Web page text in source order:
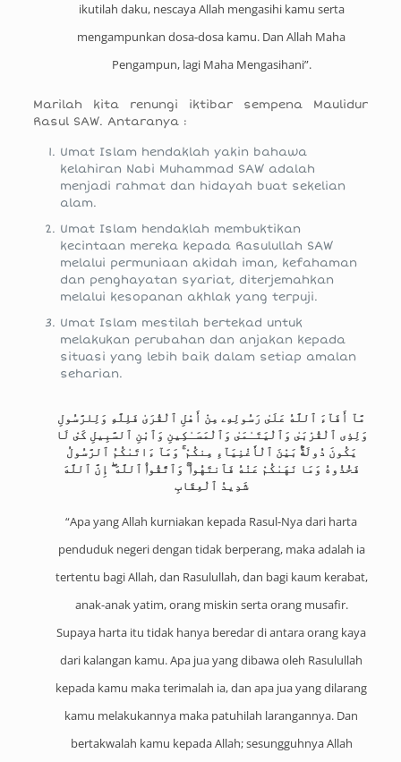
ikutilah daku, nescaya Allah mengasihi kamu serta
mengampunkan dosa-dosa kamu. Dan Allah Maha
Pengampun, lagi Maha Mengasihani”.
Marilah kita renungi iktibar sempena Maulidur
Rasul SAW. Antaranya :
Umat Islam hendaklah yakin bahawa
kelahiran Nabi Muhammad SAW adalah
menjadi rahmat dan hidayah buat sekelian
alam.
Umat Islam hendaklah membuktikan
kecintaan mereka kepada Rasulullah SAW
melalui permuniaan akidah iman, kefahaman
dan penghayatan syariat, diterjemahkan
melalui kesopanan akhlak yang terpuji.
Umat Islam mestilah bertekad untuk
melakukan perubahan dan anjakan kepada
situasi yang lebih baik dalam setiap amalan
seharian.
مَّآ أَفَآءَ ٱللَّهُ عَلَىٰ رَسُولِهِۦ مِنْ أَهْلِ ٱلْقُرَىٰ فَلِلَّهِ وَلِلرَّسُولِ
وَلِذِى ٱلْقُرْبَىٰ وَٱلْيَتَـٰمَىٰ وَٱلْمَسَـٰكِينِ وَٱبْنِ ٱلسَّبِيلِ كَىْ لَا
يَكُونَ دُولَةًۢ بَيْنَ ٱلْأَغْنِيَآءِ مِنكُمْ ۚ وَمَآ ءَاتَىٰكُمُ ٱلرَّسُولُ
فَخُذُوهُ وَمَا نَهَىٰكُمْ عَنْهُ فَٱنتَهُوا۟ ۚ وَٱتَّقُوا۟ ٱللَّهَ ۖ إِنَّ ٱللَّهَ
شَدِيدُ ٱلْعِقَابِ
“Apa yang Allah kurniakan kepada Rasul-Nya dari harta
penduduk negeri dengan tidak berperang, maka adalah ia
tertentu bagi Allah, dan Rasulullah, dan bagi kaum kerabat,
anak-anak yatim, orang miskin serta orang musafir.
Supaya harta itu tidak hanya beredar di antara orang kaya
dari kalangan kamu. Apa jua yang dibawa oleh Rasulullah
kepada kamu maka terimalah ia, dan apa jua yang dilarang
kamu melakukannya maka patuhilah larangannya. Dan
bertakwalah kamu kepada Allah; sesungguhnya Allah